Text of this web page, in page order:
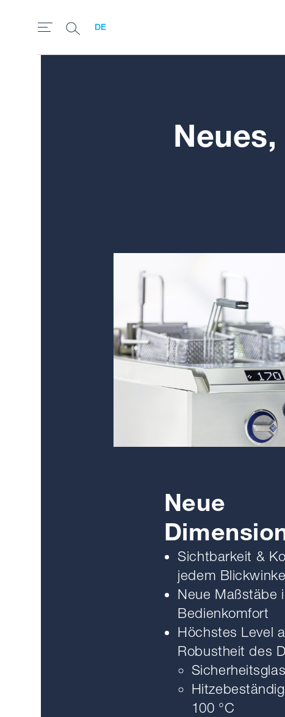
DE
Neue
Sichtbarkeit &
jedem
Neue Maßstäbe
Bedienkomfort
Höchstes Level
Robustheit des
100 °C